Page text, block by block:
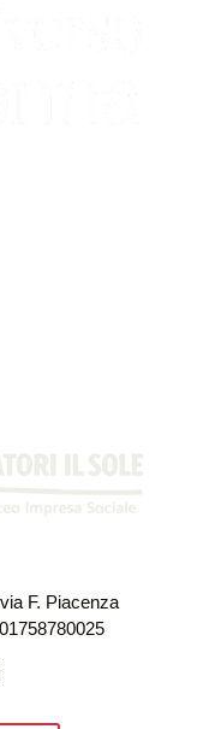
F. Piacenza